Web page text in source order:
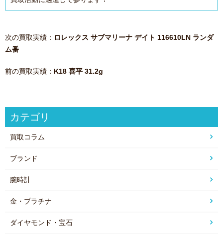
次の買取実績： ロレックス サブマリーナ デイト 116610LN ランダ
ム番
前の買取実績： K18 喜平 31.2g
カテゴリ
買取コラム
ブランド
腕時計
金・プラチナ
ダイヤモンド・宝石